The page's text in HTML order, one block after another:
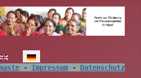
auswählen
- Impressum - Datenschutz